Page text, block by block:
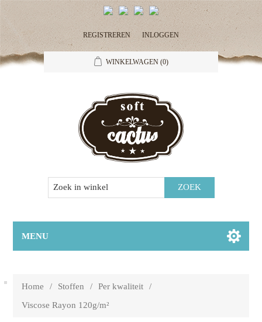
REGISTREREN INLOGGEN
WINKELWAGEN (0)
MENU
Home / Stoffen / Per kwaliteit
/
Viscose Rayon 120g/m²